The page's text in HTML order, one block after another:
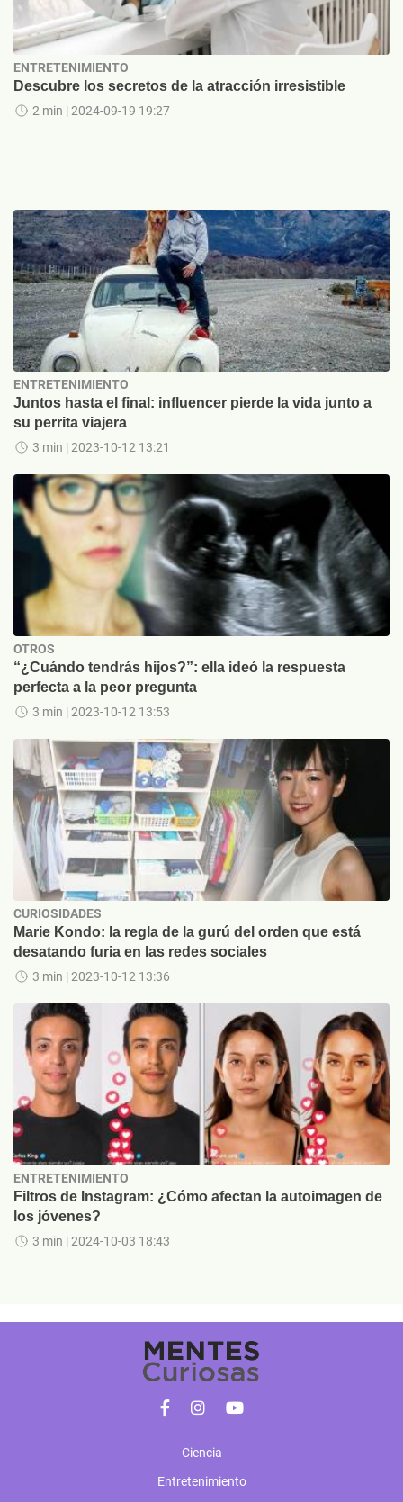
ENTRETENIMIENTO
Descubre los secretos de la atracción irresistible
2 min | 2024-09-19 19:27
ENTRETENIMIENTO
Juntos hasta el final: influencer pierde la vida junto a
su perrita viajera
3 min | 2023-10-12 13:21
OTROS
“¿Cuándo tendrás hijos?”: ella ideó la respuesta
perfecta a la peor pregunta
3 min | 2023-10-12 13:53
CURIOSIDADES
Marie Kondo: la regla de la gurú del orden que está
desatando furia en las redes sociales
3 min | 2023-10-12 13:36
ENTRETENIMIENTO
Filtros de Instagram: ¿Cómo afectan la autoimagen de
los jóvenes?
3 min | 2024-10-03 18:43
Ciencia
Entretenimiento